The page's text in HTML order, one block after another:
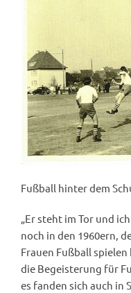
Fußball hinter dem
„Er steht im Tor und
noch in den 1960ern,
Frauen Fußball
die Begeisterung für
es fanden sich auch in